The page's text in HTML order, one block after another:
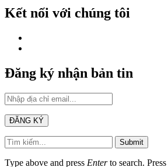
Kết nối với chúng tôi
Đăng ký nhận bản tin
Submit
Type above and press Enterto search. Press